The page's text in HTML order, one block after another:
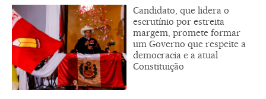
Candidato, que lidera o
escrutínio por estreita
margem, promete formar
um Governo que respeite a
democracia e a atual
Constituição